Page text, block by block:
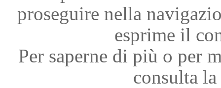
proseguire nella
esprime il
Per saperne di più o per
consulta